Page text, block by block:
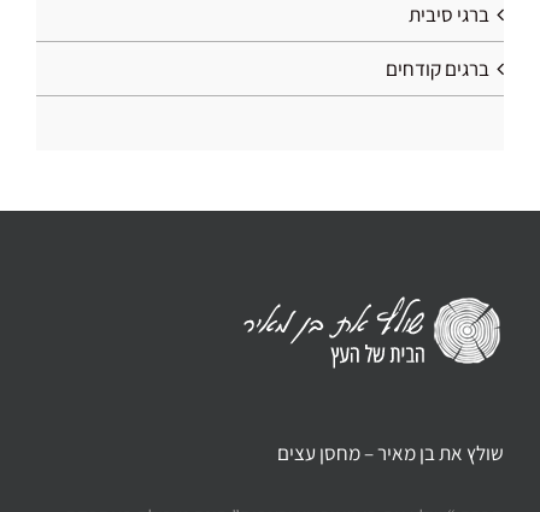
ברגי סיבית
ברגים קודחים
שולץ את בן מאיר – מחסן עצים